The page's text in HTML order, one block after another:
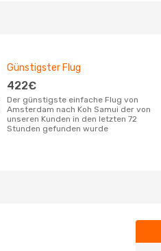
Günstigster Flug
422€
Der günstigste einfache Flug von
Amsterdam nach Koh Samui der von
unseren Kunden in den letzten 72
Stunden gefunden wurde